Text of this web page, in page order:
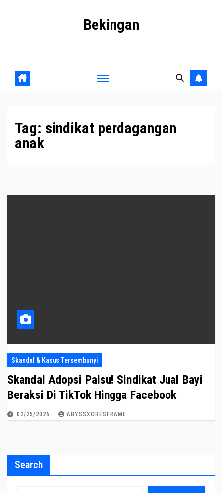
Bekingan
Tag: sindikat perdagangan
anak
Skandal & Kasus Tersembunyi
Skandal Adopsi Palsu! Sindikat Jual Bayi
Beraksi Di TikTok Hingga Facebook
02/25/2026 ABYSSXORESFRAME
Search